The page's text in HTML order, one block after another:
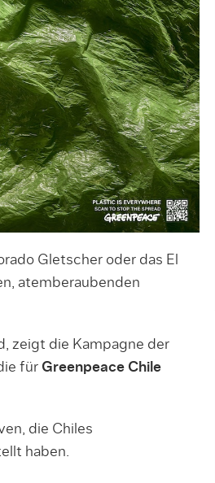
Gletscher oder das El
atemberaubenden
zeigt die Kampagne der
für Greenpeace Chile
die Chiles
haben.